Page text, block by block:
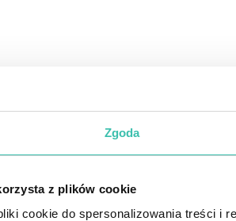
Zgoda
z plików cookie
cookie do spersonalizowania treści i